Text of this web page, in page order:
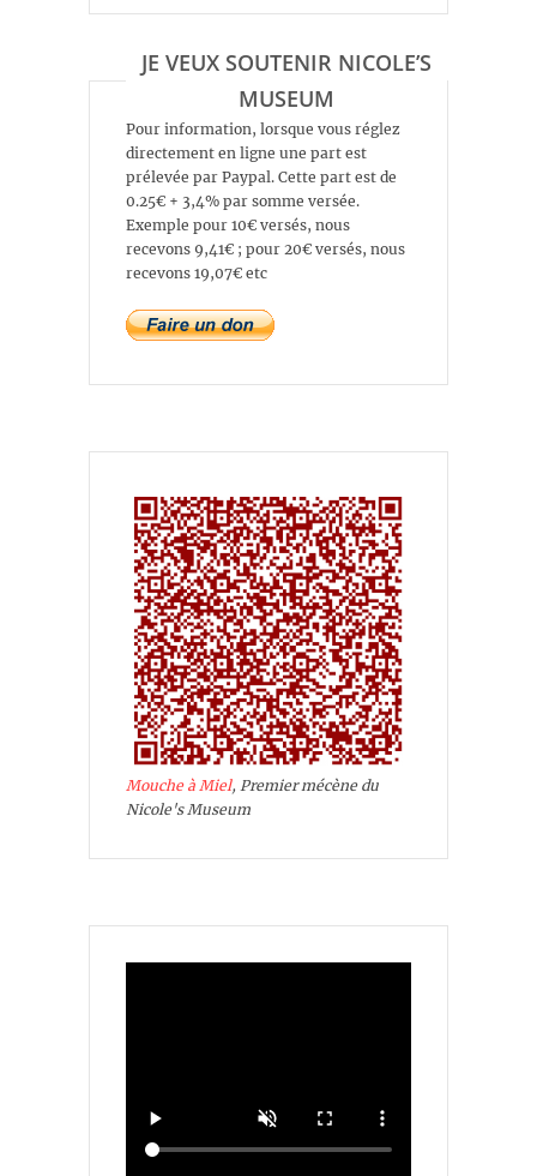
JE VEUX SOUTENIR NICOLE’S
MUSEUM
Pour information, lorsque vous réglez
directement en ligne une part est
prélevée par Paypal. Cette part est de
0.25€ + 3,4% par somme versée.
Exemple pour 10€ versés, nous
recevons 9,41€ ; pour 20€ versés, nous
recevons 19,07€ etc
Mouche à Miel, Premier mécène du
Nicole's Museum